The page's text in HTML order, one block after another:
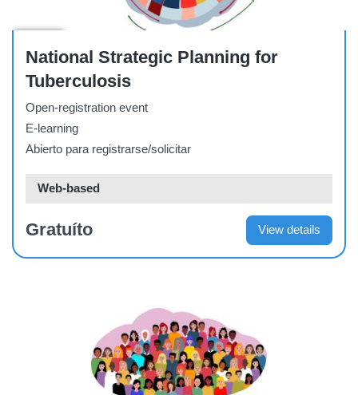
National Strategic Planning for
Tuberculosis
Open-registration event
E-learning
Abierto para registrarse/solicitar
Web-based
Gratuíto View details